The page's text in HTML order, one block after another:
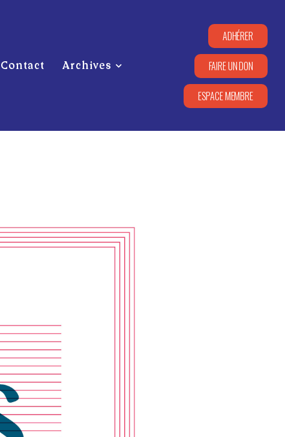
Contact Archives
ADHÉRER
FAIRE UN DON
ESPACE MEMBRE